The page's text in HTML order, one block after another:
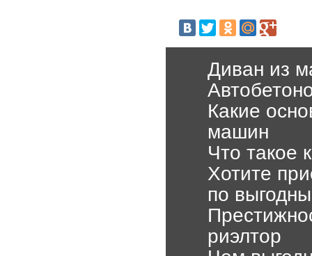
Диван из
Какие
машин
Что такое
Хотите
по
риэлтор